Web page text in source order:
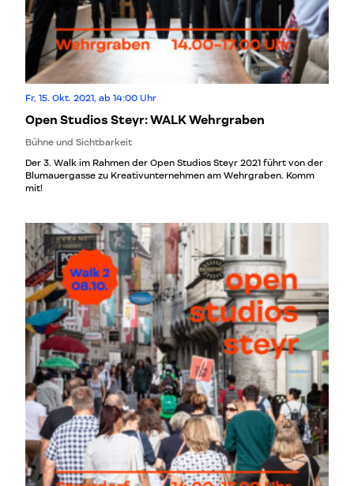
Fr, 15. Okt. 2021, ab 14:00 Uhr
Open Studios Steyr: WALK Wehrgraben
Bühne und Sichtbarkeit
Der 3. Walk im Rahmen der Open Studios Steyr 2021 führt von der
Blumauergasse zu Kreativunternehmen am Wehrgraben. Komm
mit!